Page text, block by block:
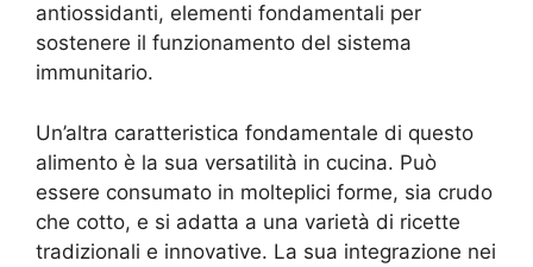
antiossidanti, elementi fondamentali per
sostenere il funzionamento del sistema
immunitario.
Un’altra caratteristica fondamentale di questo
alimento è la sua versatilità in cucina. Può
essere consumato in molteplici forme, sia crudo
che cotto, e si adatta a una varietà di ricette
tradizionali e innovative. La sua integrazione nei